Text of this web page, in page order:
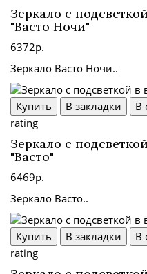
Зеркало с
"Васто Ночи"
6372р.
Зеркало Васто Ночи..
Купить В закладки
В
rating
Зеркало с
"Васто"
6469р.
Зеркало Васто..
Купить В закладки
В
rating